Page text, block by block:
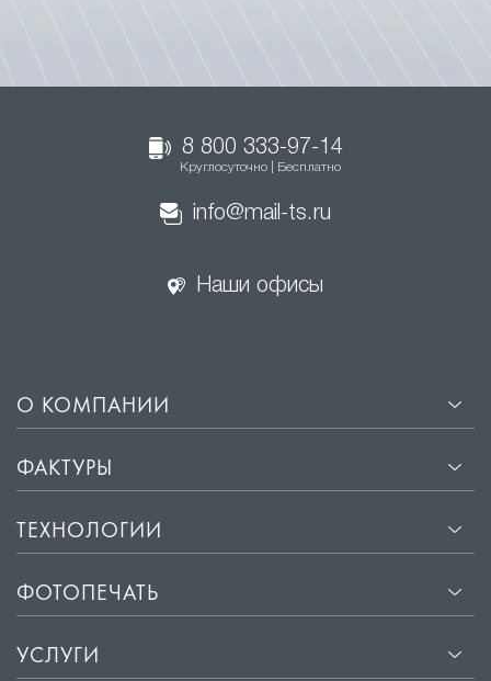
8 800 333-97-14
Круглосуточно | Бесплатно
info@mail-ts.ru
Наши офисы
О КОМПАНИИ
ФАКТУРЫ
ТЕХНОЛОГИИ
ФОТОПЕЧАТЬ
УСЛУГИ